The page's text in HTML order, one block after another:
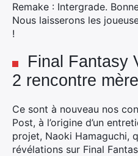
Remake : Intergrade.
Nous laisserons les
!
Final Fantasy
2 rencontre
Ce sont à nouveau nos
Post, à l’origine d’un
projet, Naoki Hamaguchi,
révélations sur Final